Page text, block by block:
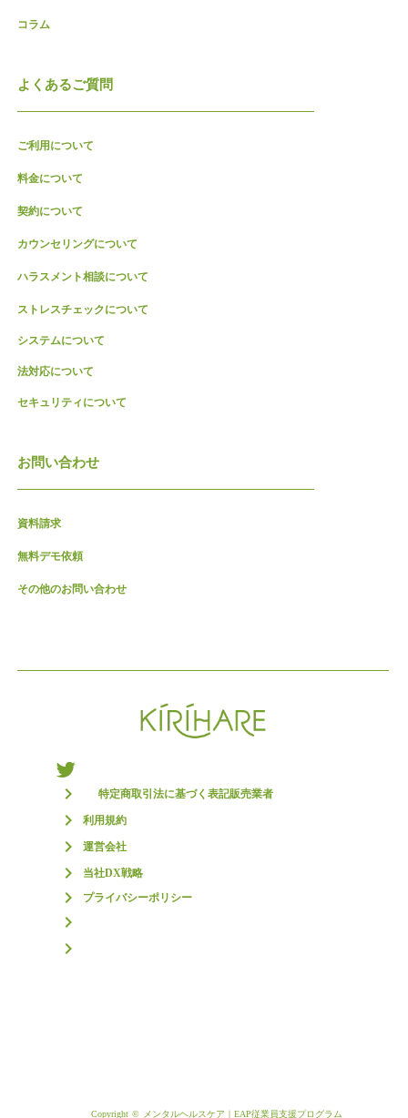
コラム
よくあるご質問
ご利用について
料金について
契約について
カウンセリングについて
ハラスメント相談について
ストレスチェックについて
システムについて
法対応について
セキュリティについて
お問い合わせ
資料請求
無料デモ依頼
その他のお問い合わせ
keyboard_arrow_right 特定商取引法に基づく表記販売業者
keyboard_arrow_right 利用規約
keyboard_arrow_right 運営会社
keyboard_arrow_right 当社DX戦略
keyboard_arrow_right プライバシーポリシー
keyboard_arrow_right
keyboard_arrow_right
Copyright © メンタルヘルスケア｜EAP従業員支援プログラム